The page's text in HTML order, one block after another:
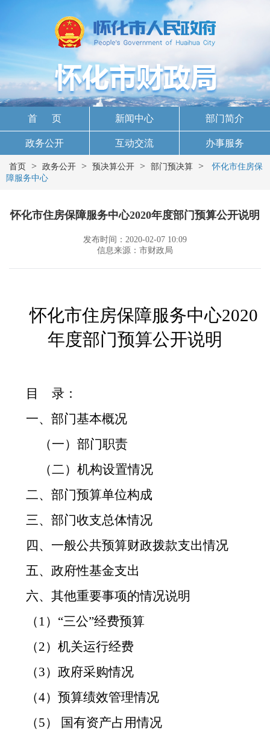
首 页 新闻中心 部门简介
政务公开 互动交流 办事服务
首页 > 政务公开 > 预决算公开 > 部门预决算 >
怀化市住房保
障服务中心
怀化市住房保障服务中心2020年度部门预算公开说明
发布时间：2020-02-07 10:09
信息来源：市财政局
怀化市住房保障服务中心2020
年度部门预算公开说明
目 录：
一、部门基本概况
（一）部门职责
（二）机构设置情况
二、部门预算单位构成
三、部门收支总体情况
四、一般公共预算财政拨款支出情况
五、政府性基金支出
六、其他重要事项的情况说明
（ 1）“三公”经费预算
（2）机关运行经费
（3）政府采购情况
（4）预算绩效管理情况
（5） 国有资产占用情况